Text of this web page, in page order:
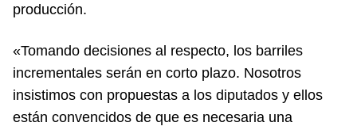
producción.
«Tomando decisiones al respecto, los barriles
incrementales serán en corto plazo. Nosotros
insistimos con propuestas a los diputados y ellos
están convencidos de que es necesaria una